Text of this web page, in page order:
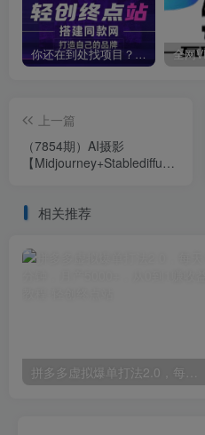
你还在到处找项目？还在当韭菜？我靠卖项目一个月收入5万+，曾经我也是个失败者。
上一篇
（7854期）AI摄影
【Midjourney+Stablediffusion】，
相关推荐